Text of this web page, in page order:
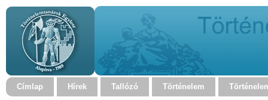
Címlap Hírek Tallózó Történelem